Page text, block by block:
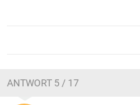
ANTWORT 5 / 17